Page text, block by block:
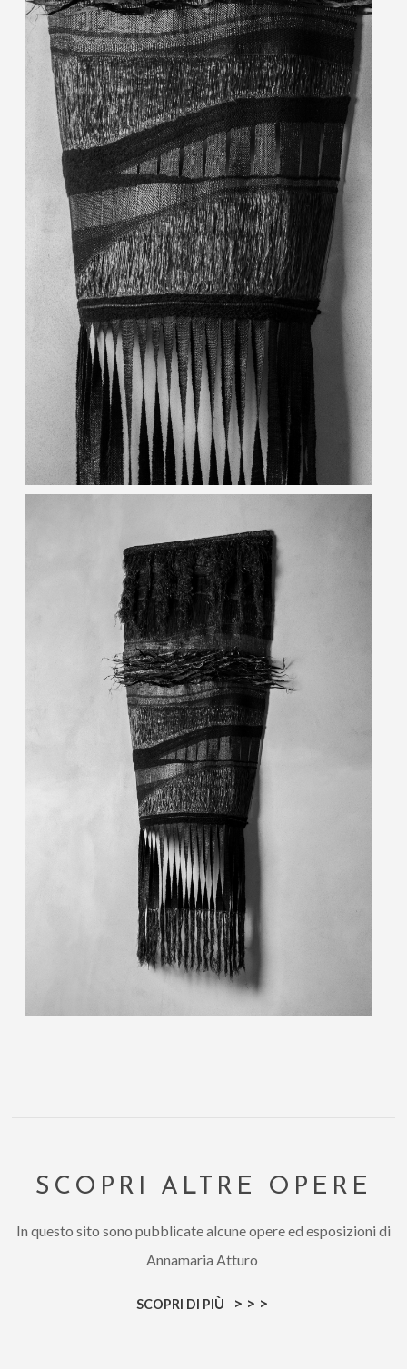
SCOPRI ALTRE OPERE
In questo sito sono pubblicate alcune opere ed esposizioni di
Annamaria Atturo
SCOPRI DI PIÙ >>>